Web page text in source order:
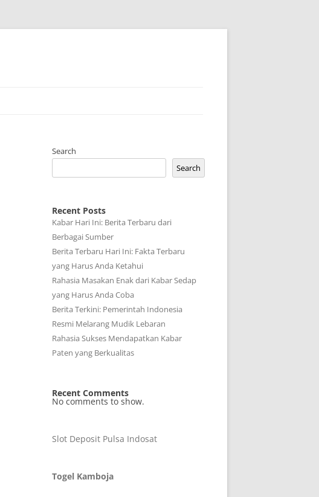
Search
Search
Recent Posts
Kabar Hari Ini: Berita Terbaru dari
Berbagai Sumber
Berita Terbaru Hari Ini: Fakta Terbaru
yang Harus Anda Ketahui
Rahasia Masakan Enak dari Kabar Sedap
yang Harus Anda Coba
Berita Terkini: Pemerintah Indonesia
Resmi Melarang Mudik Lebaran
Rahasia Sukses Mendapatkan Kabar
Paten yang Berkualitas
Recent Comments
No comments to show.
Slot Deposit Pulsa Indosat
Togel Kamboja